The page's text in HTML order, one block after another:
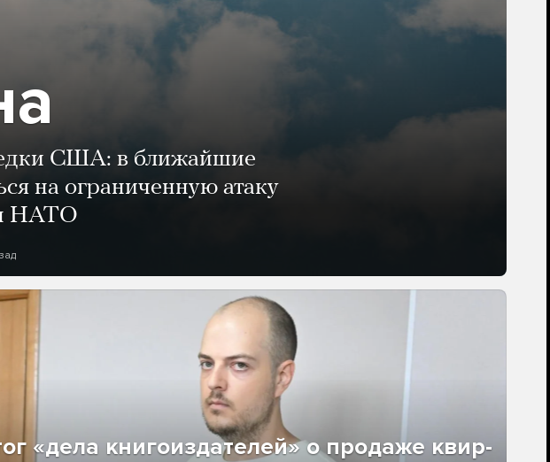
США: в ближайшие
на ограниченную атаку
НАТО
«дела книгоиздателей» о продаже квир-